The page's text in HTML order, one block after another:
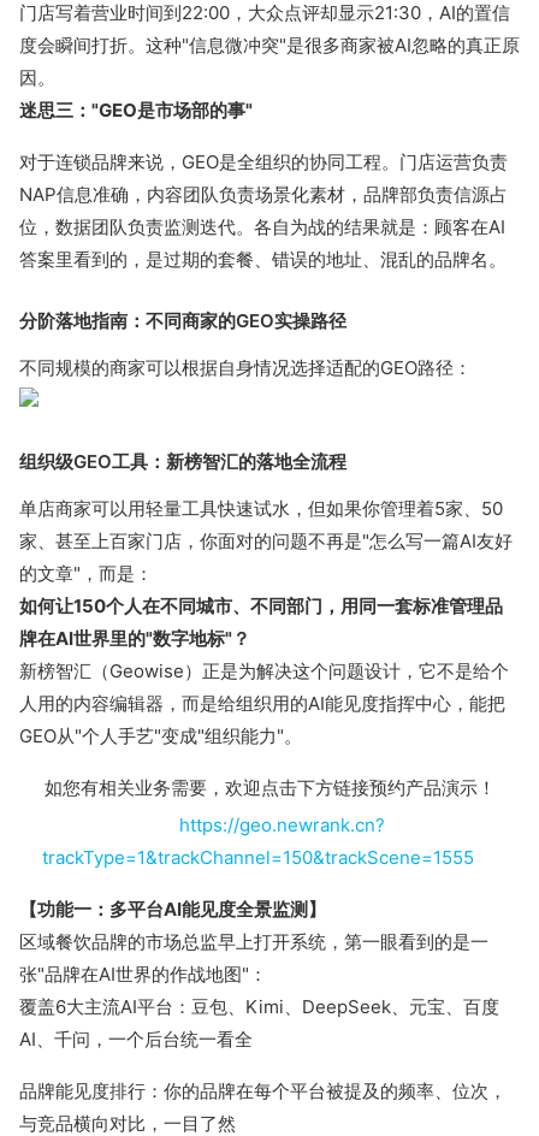
门店写着营业时间到22:00，大众点评却显示21:30，AI的置信
度会瞬间打折。这种"信息微冲突"是很多商家被AI忽略的真正原
因。
迷思三："GEO是市场部的事"
对于连锁品牌来说，GEO是全组织的协同工程。门店运营负责
NAP信息准确，内容团队负责场景化素材，品牌部负责信源占
位，数据团队负责监测迭代。各自为战的结果就是：顾客在AI
答案里看到的，是过期的套餐、错误的地址、混乱的品牌名。
分阶落地指南：不同商家的GEO实操路径
不同规模的商家可以根据自身情况选择适配的GEO路径：
组织级GEO工具：新榜智汇的落地全流程
单店商家可以用轻量工具快速试水，但如果你管理着5家、50
家、甚至上百家门店，你面对的问题不再是"怎么写一篇AI友好
的文章"，而是：
如何让150个人在不同城市、不同部门，用同一套标准管理品
牌在AI世界里的"数字地标"？
新榜智汇（Geowise）正是为解决这个问题设计，它不是给个
人用的内容编辑器，而是给组织用的AI能见度指挥中心，能把
GEO从"个人手艺"变成"组织能力"。
如您有相关业务需要，欢迎点击下方链接预约产品演示！
https://geo.newrank.cn?
trackType=1&trackChannel=150&trackScene=1555
【功能一：多平台AI能见度全景监测】
区域餐饮品牌的市场总监早上打开系统，第一眼看到的是一
张"品牌在AI世界的作战地图"：
覆盖6大主流AI平台：豆包、Kimi、DeepSeek、元宝、百度
AI、千问，一个后台统一看全
品牌能见度排行：你的品牌在每个平台被提及的频率、位次，
与竞品横向对比，一目了然